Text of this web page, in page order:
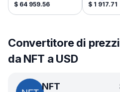
$ 64 959.56 $ 1 917.71
Convertitore di
da NFT a USD
NFT